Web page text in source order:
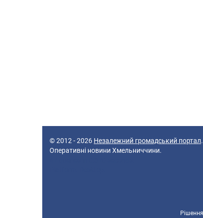
© 2012 - 2026 Незалежний громадський портал
Оперативні новини Хмельниччини.